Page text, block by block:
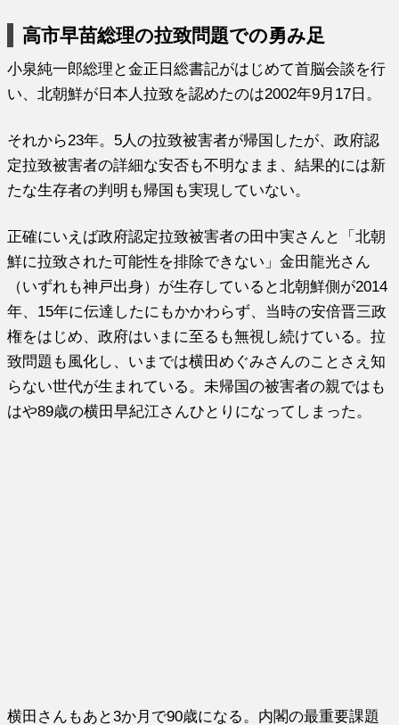
高市早苗総理の拉致問題での勇み足
小泉純一郎総理と金正日総書記がはじめて首脳会談を行
い、北朝鮮が日本人拉致を認めたのは2002年9月17日。
それから23年。5人の拉致被害者が帰国したが、政府認
定拉致被害者の詳細な安否も不明なまま、結果的には新
たな生存者の判明も帰国も実現していない。
正確にいえば政府認定拉致被害者の田中実さんと「北朝
鮮に拉致された可能性を排除できない」金田龍光さん
（いずれも神戸出身）が生存していると北朝鮮側が2014
年、15年に伝達したにもかかわらず、当時の安倍晋三政
権をはじめ、政府はいまに至るも無視し続けている。拉
致問題も風化し、いまでは横田めぐみさんのことさえ知
らない世代が生まれている。未帰国の被害者の親ではも
はや89歳の横田早紀江さんひとりになってしまった。
横田さんもあと3か月で90歳になる。内閣の最重要課題